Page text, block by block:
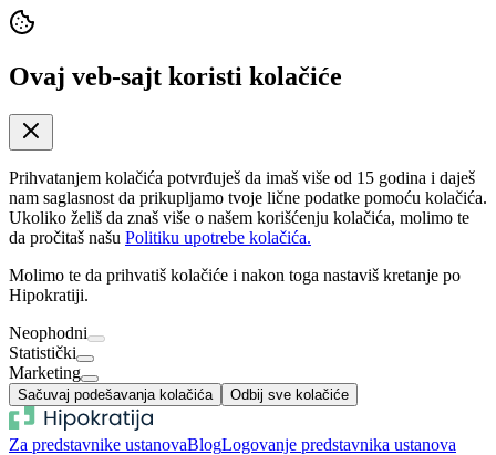
Ovaj veb-sajt koristi kolačiće
Prihvatanjem kolačića potvrđuješ da imaš više od 15 godina i daješ
nam saglasnost da prikupljamo tvoje lične podatke pomoću kolačića.
Ukoliko želiš da znaš više o našem korišćenju kolačića, molimo te
da pročitaš našu Politiku upotrebe kolačića.
Molimo te da prihvatiš kolačiće i nakon toga nastaviš kretanje po
Hipokratiji.
Neophodni
Statistički
Marketing
Sačuvaj podešavanja kolačića Odbij sve kolačiće
Za predstavnike ustanovaBlogLogovanje predstavnika ustanova